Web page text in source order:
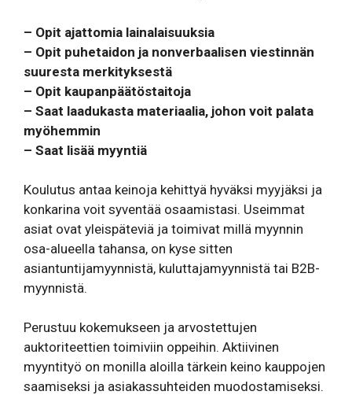
– Opit ajattomia lainalaisuuksia
– Opit puhetaidon ja nonverbaalisen viestinnän
suuresta merkityksestä
– Opit kaupanpäätöstaitoja
– Saat laadukasta materiaalia, johon voit palata
myöhemmin
– Saat lisää myyntiä
Koulutus antaa keinoja kehittyä hyväksi myyjäksi ja
konkarina voit syventää osaamistasi. Useimmat
asiat ovat yleispäteviä ja toimivat millä myynnin
osa-alueella tahansa, on kyse sitten
asiantuntijamyynnistä, kuluttajamyynnistä tai B2B-
myynnistä.
Perustuu kokemukseen ja arvostettujen
auktoriteettien toimiviin oppeihin. Aktiivinen
myyntityö on monilla aloilla tärkein keino kauppojen
saamiseksi ja asiakassuhteiden muodostamiseksi.